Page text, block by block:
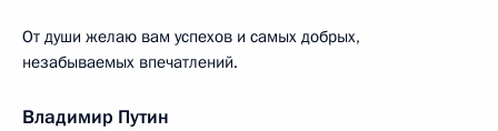
От души желаю вам успехов и самых добрых,
незабываемых впечатлений.
Владимир Путин